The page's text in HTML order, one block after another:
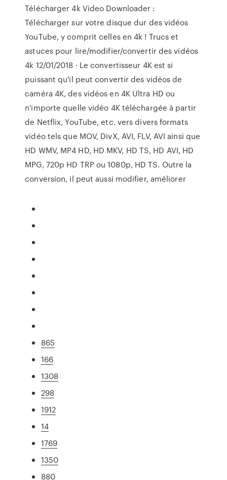
Télécharger 4k Video Downloader :
Télécharger sur votre disque dur des vidéos
YouTube, y comprit celles en 4k ! Trucs et
astuces pour lire/modifier/convertir des vidéos
4k 12/01/2018 · Le convertisseur 4K est si
puissant qu'il peut convertir des vidéos de
caméra 4K, des vidéos en 4K Ultra HD ou
n'importe quelle vidéo 4K téléchargée à partir
de Netflix, YouTube, etc. vers divers formats
vidéo tels que MOV, DivX, AVI, FLV, AVI ainsi que
HD WMV, MP4 HD, HD MKV, HD TS, HD AVI, HD
MPG, 720p HD TRP ou 1080p, HD TS. Outre la
conversion, il peut aussi modifier, améliorer
865
166
1308
298
1912
14
1769
1350
880